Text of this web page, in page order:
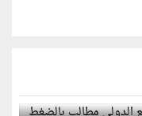
الدولي مطالب